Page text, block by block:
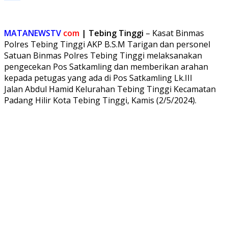
MATANEWSTV com | Tebing Tinggi – Kasat Binmas
Polres Tebing Tinggi AKP B.S.M Tarigan dan personel
Satuan Binmas Polres Tebing Tinggi melaksanakan
pengecekan Pos Satkamling dan memberikan arahan
kepada petugas yang ada di Pos Satkamling Lk.III
Jalan Abdul Hamid Kelurahan Tebing Tinggi Kecamatan
Padang Hilir Kota Tebing Tinggi, Kamis (2/5/2024).